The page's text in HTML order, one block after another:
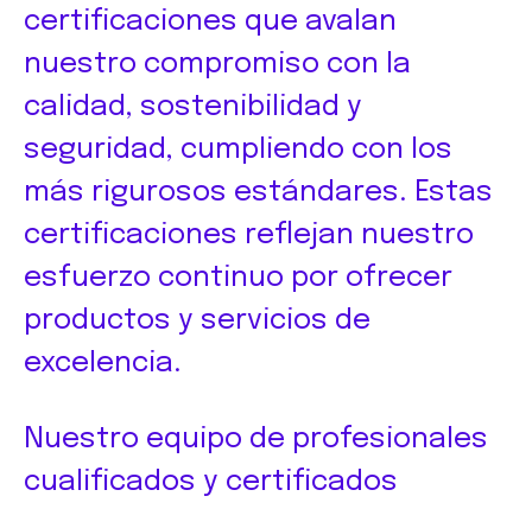
certificaciones que avalan
nuestro compromiso con la
calidad, sostenibilidad y
seguridad, cumpliendo con los
más rigurosos estándares. Estas
certificaciones reflejan nuestro
esfuerzo continuo por ofrecer
productos y servicios de
excelencia.
Nuestro equipo de profesionales
cualificados y certificados